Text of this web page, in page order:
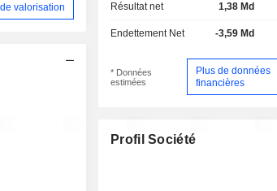
valorisation Résultat net 1,38 Md
Endettement Net -3,59 Md
* Données
estimées
Plus de données
financières
Profil Société